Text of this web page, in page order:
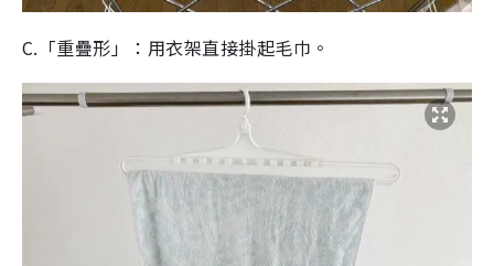
C.「重疊形」：用衣架直接掛起毛巾。